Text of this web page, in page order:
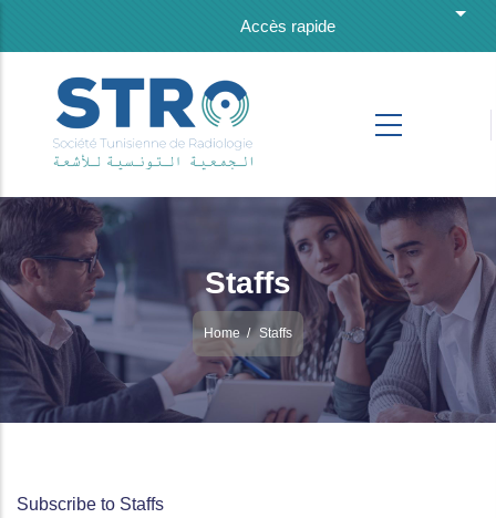
Accès rapide
List
Staffs
Home / Staffs
Subscribe to Staffs